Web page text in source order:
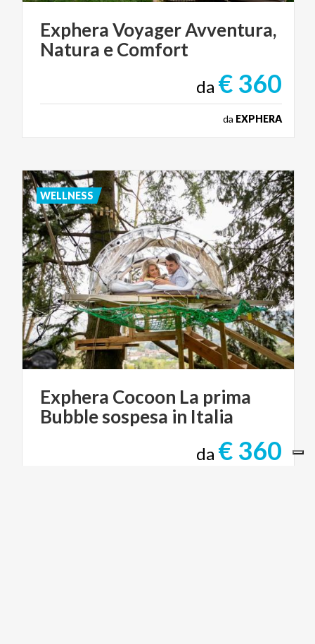
ExpheraVoyagerAvventura,
Natura eComfort
da € 360
da EXPHERA
Exphera Cocoon La prima
Bubblesospesa in Italia
da € 360
WELLNESS